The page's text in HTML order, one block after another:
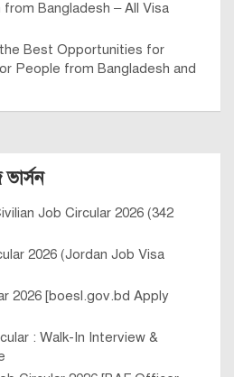
Bangladesh – All Visa
Best Opportunities for
People from Bangladesh and
Job Circular 2026 (342
2026 (Jordan Job Visa
2026 [boesl.gov.bd Apply
: Walk-In Interview &